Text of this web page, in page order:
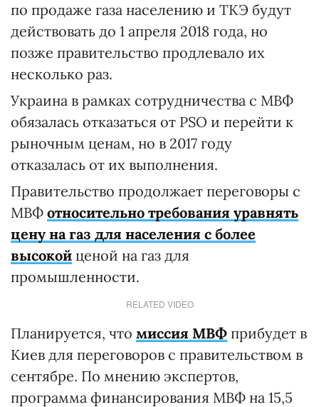
по продаже газа населению и ТКЭ будут
действовать до 1 апреля 2018 года, но
позже правительство продлевало их
несколько раз.
Украина в рамках сотрудничества с МВФ
обязалась отказаться от PSO и перейти к
рыночным ценам, но в 2017 году
отказалась от их выполнения.
Правительство продолжает переговоры с
МВФ относительно требования уравнять
цену на газ для населения с более
высокой ценой на газ для
промышленности.
RELATED VIDEO
Планируется, что миссия МВФ прибудет в
Киев для переговоров с правительством в
сентябре. По мнению экспертов,
программа финансирования МВФ на 15,5